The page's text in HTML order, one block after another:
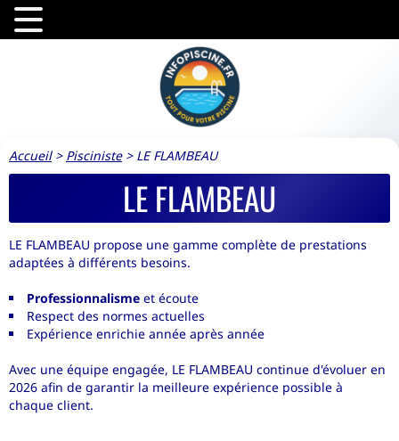
Accueil> Pisciniste> LE FLAMBEAU
LE FLAMBEAU
LE FLAMBEAU propose une gamme complète de prestations
adaptées à différents besoins.
Professionnalisme et écoute
Respect des normes actuelles
Expérience enrichie année après année
Avec une équipe engagée, LE FLAMBEAU continue d'évoluer en
2026 afin de garantir la meilleure expérience possible à
chaque client.